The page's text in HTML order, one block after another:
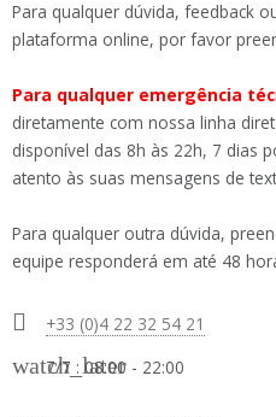
Para qualquer dúvida, feedback
plataforma online, por favor
Para qualquer emergência
diretamente com nossa linha
disponível das 8h às 22h, 7 dias
atento às suas mensagens de
Para qualquer outra dúvida,
equipe responderá em até 48
 +33 (0)4 22 32 54 21
watch_later
7/7 : 08:00 - 22:00